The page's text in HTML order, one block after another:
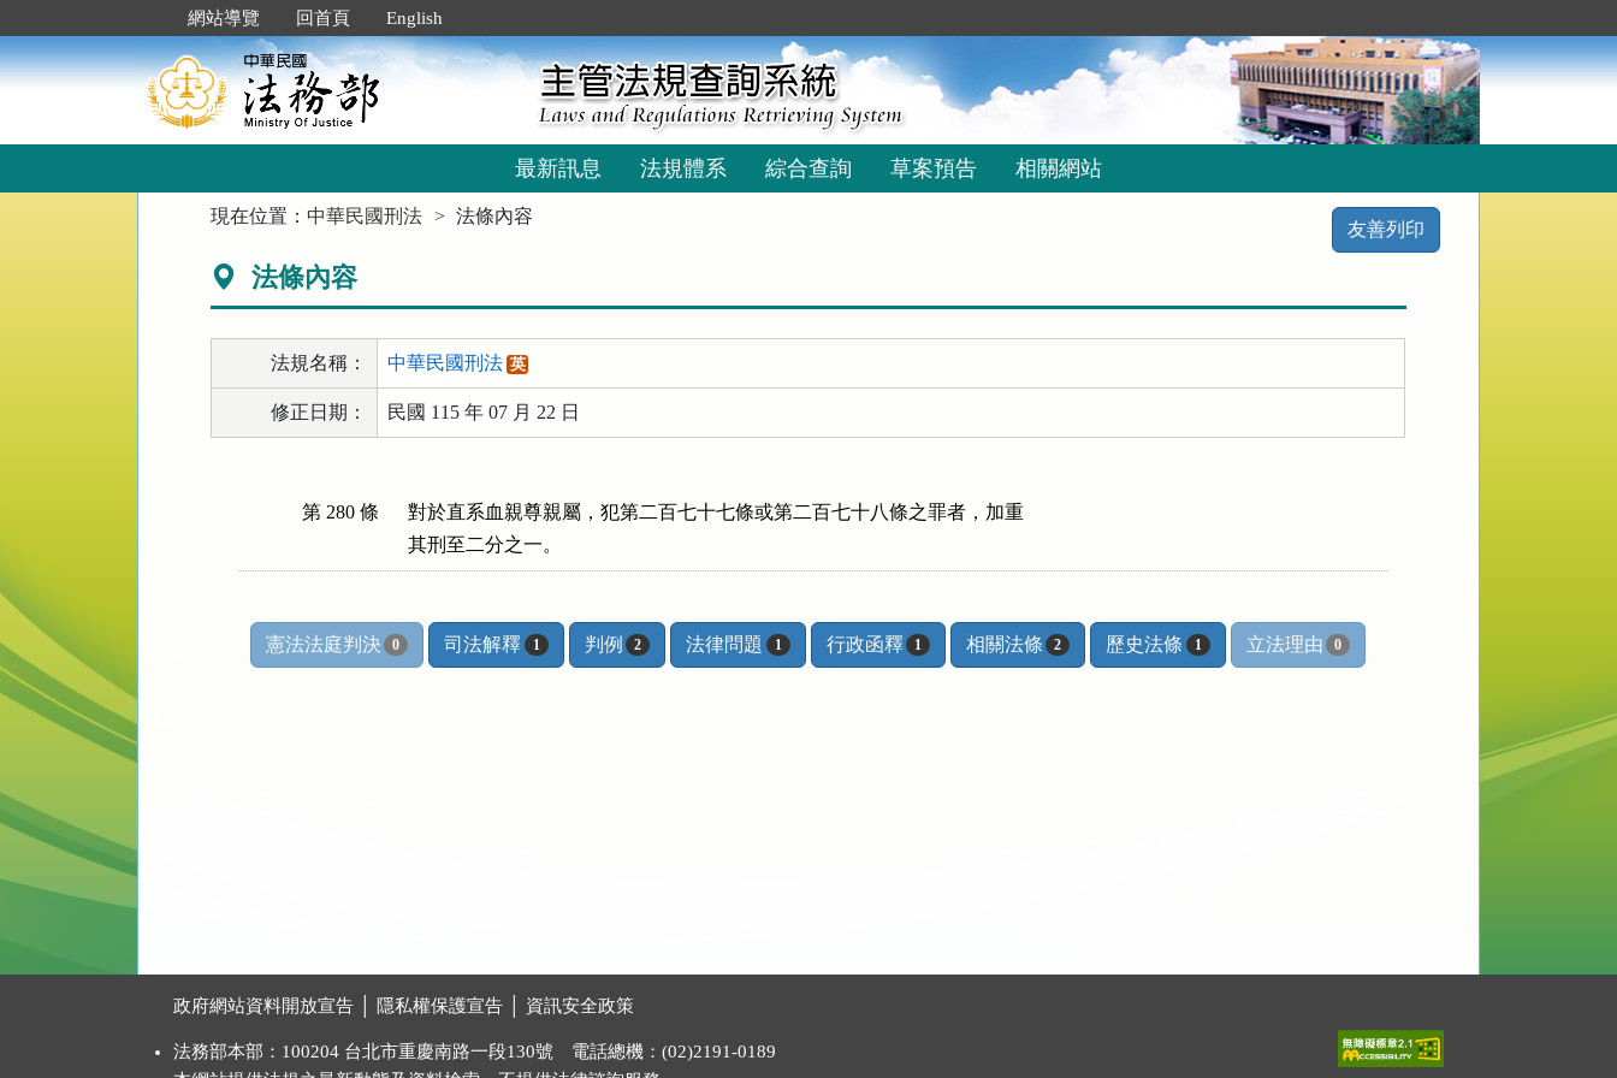
到
主
要
網站導覽 回首頁 English
最新訊息 法規體系 綜合查詢 草案預告 相關網站
現在位置： 中華民國刑法 法條內容
友善列印
法條內容
法規名稱： 中華民國刑法 英
修正日期： 民國 115 年 07 月 22 日
第 280 條
對於直系血親尊親屬，犯第二百七十七條或第二百七十八條之罪者，加重
其刑至二分之一。
憲法法庭判決 0 司法解釋 1 判例 2 法律問題 1 行政函釋 1 相關法條 2 歷史法條 1 立法理由 0
政府網站資料開放宣告 隱私權保護宣告 資訊安全政策
法務部本部：100204 台北市重慶南路一段130號 電話總機：(02)2191-0189